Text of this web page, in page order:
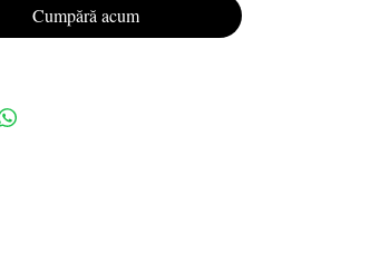
ongles un look impeccable et
le vernis semi-permanent Gel
Cumpără acum